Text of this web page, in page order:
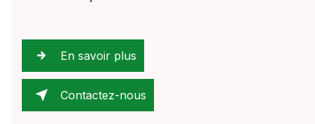
En savoir plus
Contactez-nous